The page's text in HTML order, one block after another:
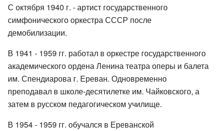
С октября 1940 г. - артист государственного
симфонического оркестра СССР после
демобилизации.
В 1941 - 1959 гг. работал в оркестре государственного
академического ордена Ленина театра оперы и балета
им. Спендиарова г. Ереван. Одновременно
преподавал в школе-десятилетке им. Чайковского, а
затем в русском педагогическом училище.
В 1954 - 1959 гг. обучался в Ереванской